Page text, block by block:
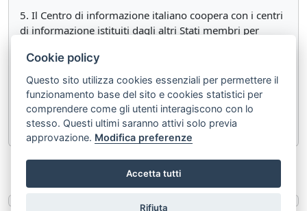
5. Il Centro di informazione italiano coopera con i centri
di informazione istituiti dagli altri Stati membri per
comunitario.
5-bis. A richiesta delle parti interessate, i dati forniti dal
Centro di informazione italiano devono essere
disponibili in formato elettronico.
Articolo 154 Articolo 156
Cookie policy
Questo sito utilizza cookies essenziali per permettere il
funzionamento base del sito e cookies statistici per
comprendere come gli utenti interagiscono con lo
stesso. Questi ultimi saranno attivi solo previa
approvazione. Modifica preferenze
Accetta tutti
Rifiuta